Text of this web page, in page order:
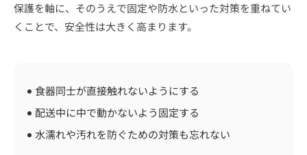
保護を軸に、そのうえで固定や防水といった対策を重ねてい
くことで、安全性は大きく高まります。
食器同士が直接触れないようにする
配送中に中で動かないよう固定する
水濡れや汚れを防ぐための対策も忘れない